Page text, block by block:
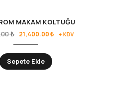
MAKAM KOLTUĞU
₺ 21,400.00₺ + KDV
Sepete Ekle